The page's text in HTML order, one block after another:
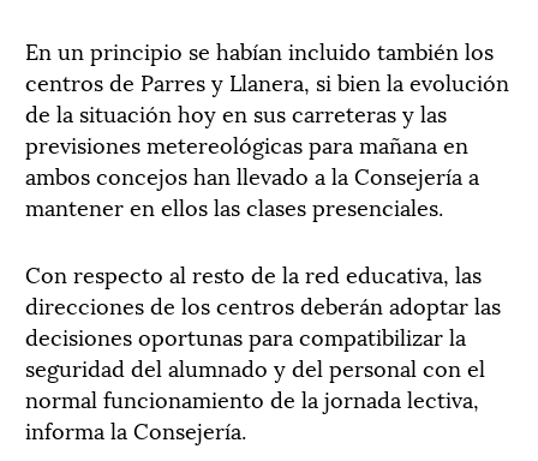
En un principio se habían incluido también los
centros de Parres y Llanera, si bien la evolución
de la situación hoy en sus carreteras y las
previsiones metereológicas para mañana en
ambos concejos han llevado a la Consejería a
mantener en ellos las clases presenciales.
Con respecto al resto de la red educativa, las
direcciones de los centros deberán adoptar las
decisiones oportunas para compatibilizar la
seguridad del alumnado y del personal con el
normal funcionamiento de la jornada lectiva,
informa la Consejería.